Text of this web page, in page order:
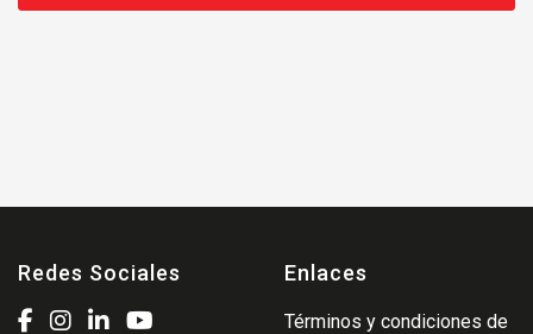
Redes Sociales Enlaces
Términos y condiciones de